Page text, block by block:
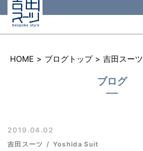
HOME > ブログトップ > 吉田スーツ
ブログ
2019.04.02
吉田スーツ Yoshida Suit